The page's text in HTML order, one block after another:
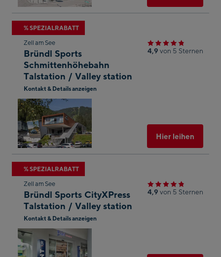
Zum
nächsten
Shop-
Ergebnis
springen
% SPEZIALRABATT
Zell am See
Bründl Sports
Schmittenhöhebahn
Talstation / Valley station
Kontakt & Details anzeigen
4,9 von 5 Sternen
Hier leihen
Zum
nächsten
Shop-
Ergebnis
springen
% SPEZIALRABATT
Zell am See
Bründl Sports CityXPress
Talstation / Valley station
Kontakt & Details anzeigen
4,9 von 5 Sternen